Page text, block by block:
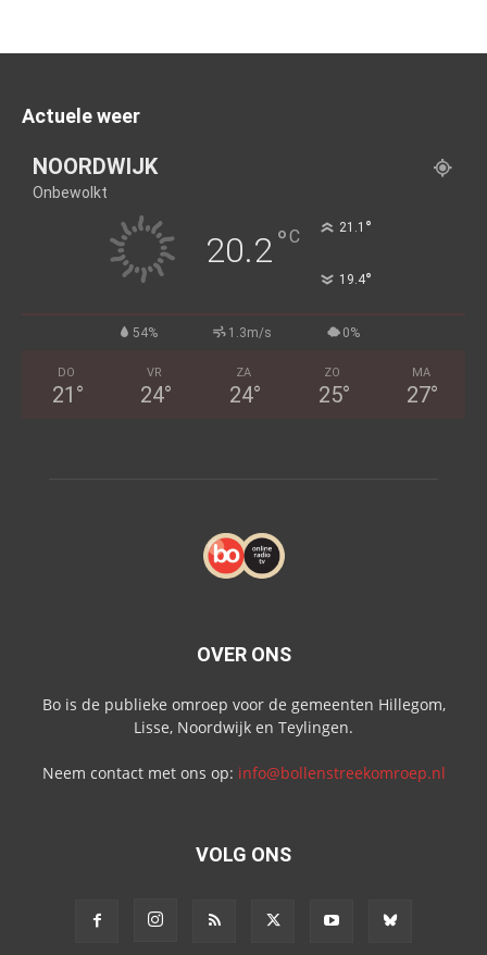
Actuele weer
NOORDWIJK
Onbewolkt
20.2°C 21.1 °
19.4°
54% 1.3m/s 0%
DO
21 °
VR
24°
ZA
24°
ZO
25°
MA
27°
OVER ONS
Bo is de publieke omroep voor de gemeenten Hillegom,
Lisse, Noordwijk en Teylingen.
Neem contact met ons op: info@bollenstreekomroep.nl
VOLG ONS